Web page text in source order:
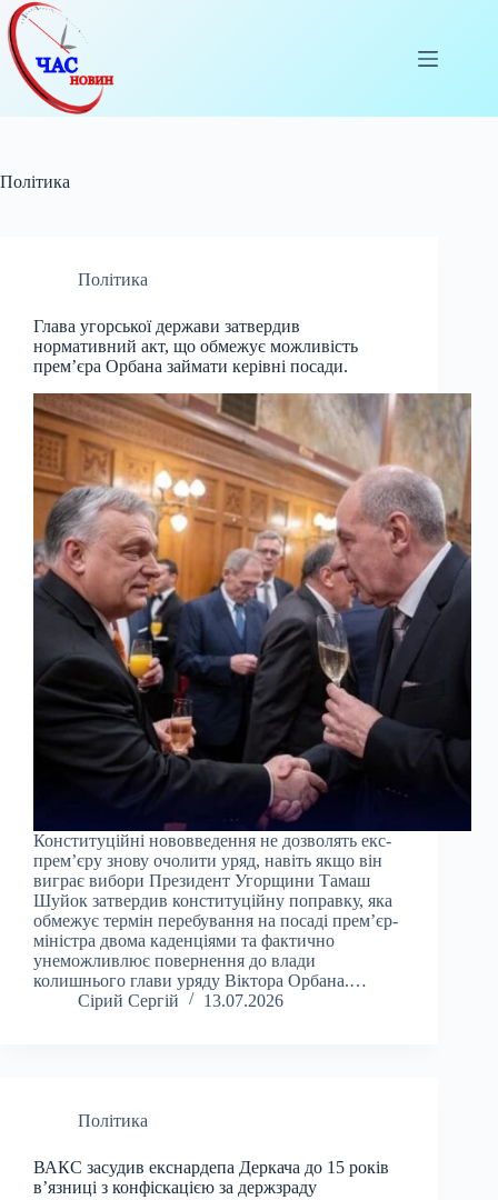
Перейти
до
вмісту
Політика
Політика
Глава угорської держави затвердив
нормативний акт, що обмежує можливість
прем’єра Орбана займати керівні посади.
Конституційні нововведення не дозволять екс-
прем’єру знову очолити уряд, навіть якщо він
виграє вибори Президент Угорщини Тамаш
Шуйок затвердив конституційну поправку, яка
обмежує термін перебування на посаді прем’єр-
міністра двома каденціями та фактично
унеможливлює повернення до влади
колишнього глави уряду Віктора Орбана.…
Сірий Сергій
13.07.2026
Політика
ВАКС засудив екснардепа Деркача до 15 років
в’язниці з конфіскацією за держзраду